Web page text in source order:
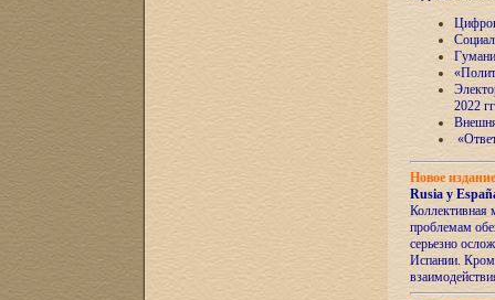
2022
Новое
Rusia y
Коллективная
проблемам
серьезно
Испании.